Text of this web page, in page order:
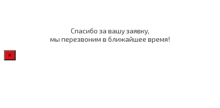
Спасибо за вашу заявку,
мы перезвоним в ближайшее время!
×